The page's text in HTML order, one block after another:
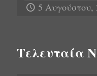
5 Αυγούστου,
Τελευταία